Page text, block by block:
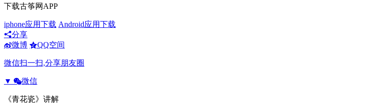
下载古筝网APP
iphone应用下载 Android应用下载
分享
微博
QQ空间
微信扫一扫,分享朋友圈
▼ 微信
《青花瓷》讲解